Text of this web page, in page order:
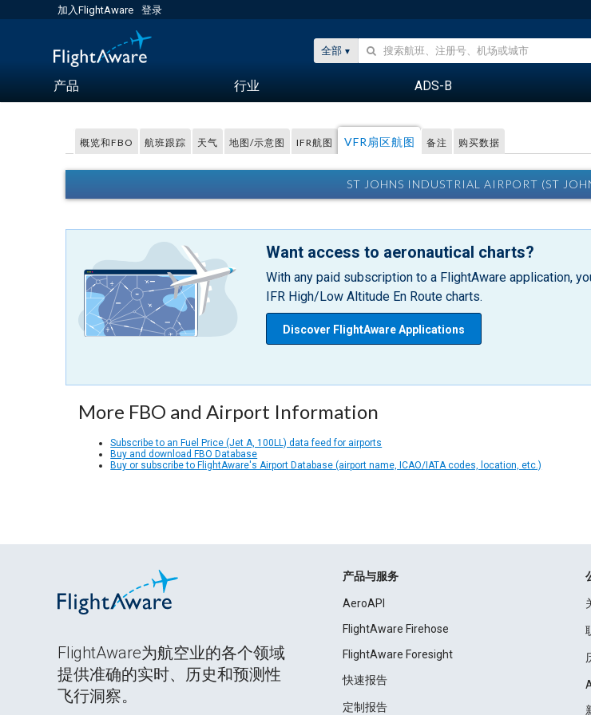
加入FlightAware 登录
全部
产品 行业 ADS-B
概览和FBO 航班跟踪 天气 地图/示意图 IFR航图 VFR扇区航图 备注 购买数据
ST JOHNS INDUSTRIAL AIRPORT (ST
Want access to aeronautical charts?
With any paid subscription to a FlightAware application,
IFR High/Low Altitude En Route charts.
Discover FlightAware Applications
More FBO and Airport Information
Subscribe to an Fuel Price (Jet A, 100LL) data feed for airports
Buy and download FBO Database
Buy or subscribe to FlightAware's Airport Database (airport name, ICAO/IATA codes, location, etc.)
FlightAware为航空业的各个领域
提供准确的实时、历史和预测性
飞行洞察。
产品与服务
AeroAPI
FlightAware Firehose
FlightAware Foresight
快速报告
定制报告